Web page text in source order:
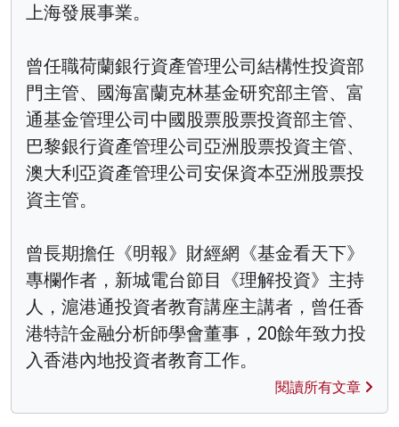
上海發展事業。
曾任職荷蘭銀行資產管理公司結構性投資部
門主管、國海富蘭克林基金研究部主管、富
通基金管理公司中國股票股票投資部主管、
巴黎銀行資產管理公司亞洲股票投資主管、
澳大利亞資產管理公司安保資本亞洲股票投
資主管。
曾長期擔任《明報》財經網《基金看天下》
專欄作者，新城電台節目《理解投資》主持
人，滬港通投資者教育講座主講者，曾任香
港特許金融分析師學會董事，20餘年致力投
入香港內地投資者教育工作。
閱讀所有文章